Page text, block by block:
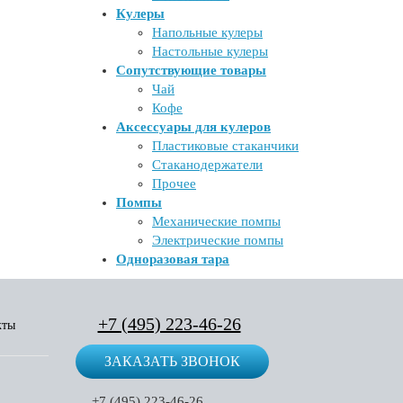
Кулеры
Напольные кулеры
Настольные кулеры
Сопутствующие товары
Чай
Кофе
Аксессуары для кулеров
Пластиковые стаканчики
Стаканодержатели
Прочее
Помпы
Механические помпы
Электрические помпы
Одноразовая тара
+7 (495) 223-46-26
ЗАКАЗАТЬ ЗВОНОК